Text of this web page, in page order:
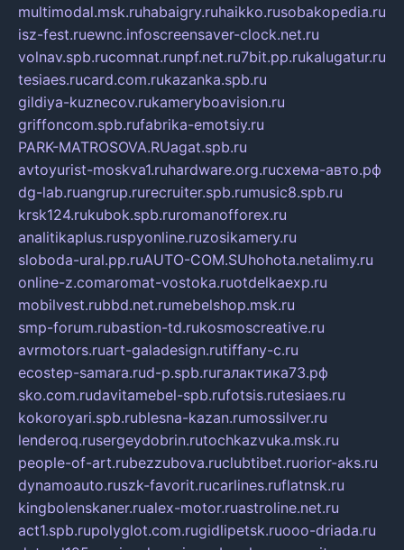
multimodal.msk.ruhabaigry.ruhaikko.rusobakopedia.ru
isz-fest.ruewnc.infoscreensaver-clock.net.ru
volnav.spb.rucomnat.runpf.net.ru7bit.pp.rukalugatur.ru
tesiaes.rucard.com.rukazanka.spb.ru
gildiya-kuznecov.rukameryboavision.ru
griffoncom.spb.rufabrika-emotsiy.ru
PARK-MATROSOVA.RUagat.spb.ru
avtoyurist-moskva1.ruhardware.org.ruсхема-авто.рф
dg-lab.ruangrup.rurecruiter.spb.rumusic8.spb.ru
krsk124.rukubok.spb.ruromanofforex.ru
analitikaplus.ruspyonline.ruzosikamery.ru
sloboda-ural.pp.ruAUTO-COM.SUhohota.netalimy.ru
online-z.comaromat-vostoka.ruotdelkaexp.ru
mobilvest.rubbd.net.rumebelshop.msk.ru
smp-forum.rubastion-td.rukosmoscreative.ru
avrmotors.ruart-galadesign.rutiffany-c.ru
ecostep-samara.rud-p.spb.ruгалактика73.рф
sko.com.rudavitamebel-spb.rufotsis.rutesiaes.ru
kokoroyari.spb.rublesna-kazan.rumossilver.ru
lenderoq.rusergeydobrin.rutochkazvuka.msk.ru
people-of-art.rubezzubova.ruclubtibet.ruorior-aks.ru
dynamoauto.ruszk-favorit.rucarlines.ruflatnsk.ru
kingbolenskaner.rualex-motor.ruastroline.net.ru
act1.spb.rupolyglot.com.rugidlipetsk.ruooo-driada.ru